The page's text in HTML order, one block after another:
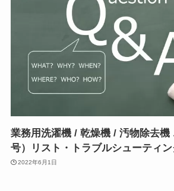
業務用洗濯機 / 乾燥機 / 汚物除去機
号）リスト・トラブルシューティ
2022年6月1日